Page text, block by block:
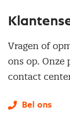
Vragen of
ons op. Onze
contact
Bel ons